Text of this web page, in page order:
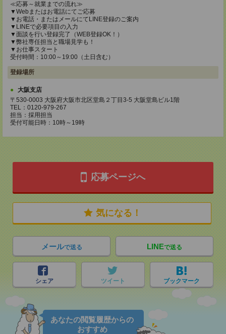
≪応募～就業までの流れ≫
▼Webまたはお電話にてご応募
▼お電話・またはメールにてLINE登録のご案内
▼LINEで必要項目の入力
▼面談を行い登録完了（WEB登録OK！）
▼弊社専任担当と職場見学も！
▼お仕事スタート
受付時間：10:00～19:00（土日含む）
登録場所
大阪支店
〒530-0003 大阪府大阪市北区堂島２丁目3-5 大阪堂島ビル1階
TEL：0120-979-267
担当：採用担当
受付可能日時：10時～19時
応募ページへ
気になる！
メールで送る LINEで送る
シェア ツイート ブックマーク
あなたの閲覧履歴からの
おすすめ